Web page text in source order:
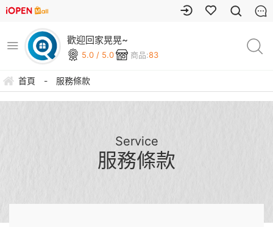
歡迎回家晃晃~
5.0 / 5.0 商品:83
首頁 - 服務條款
Service
服務條款